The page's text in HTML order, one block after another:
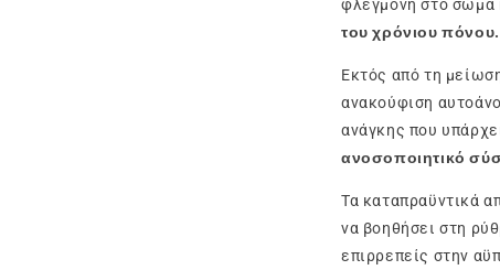
φλεγμονή στο σώμα
του χρόνιου πόνου.
Εκτός από τη
ανακούφιση
ανάγκης που
ανοσοποιητικό
Τα καταπραϋντικά
να βοηθήσει στη
επιρρεπείς στην